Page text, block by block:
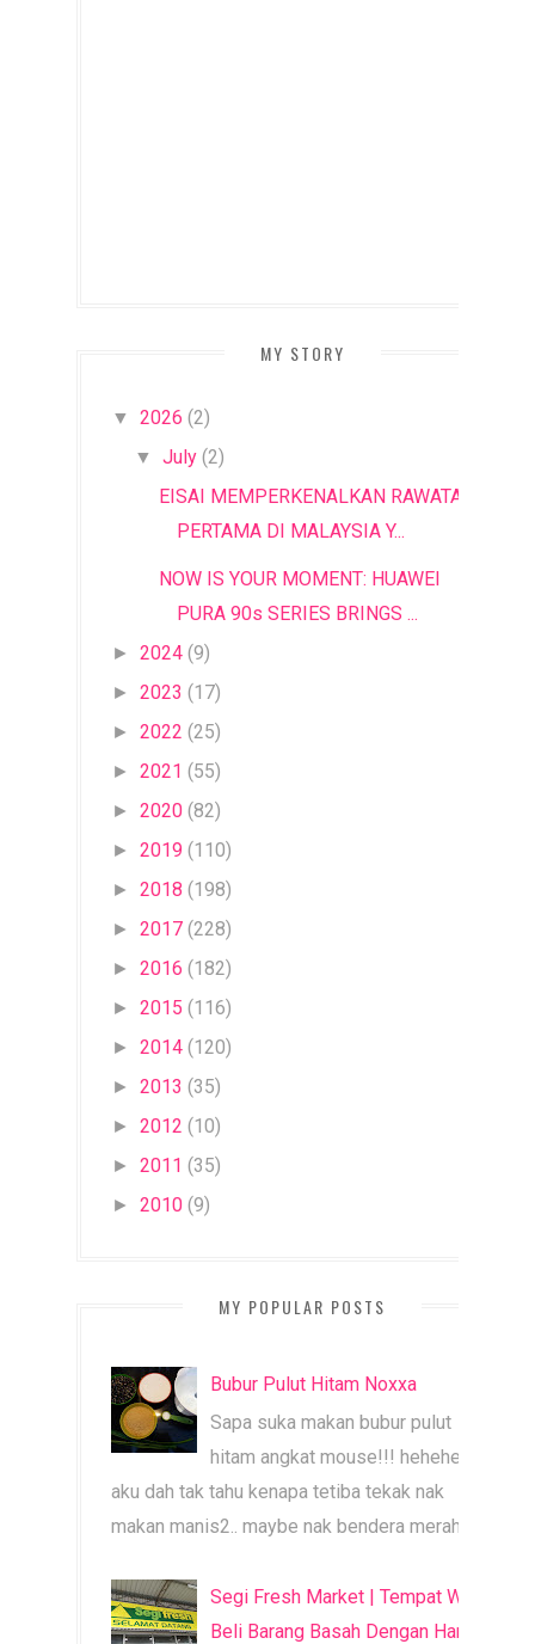
MY STORY
▼ 2026 (2)
▼ July (2)
EISAI MEMPERKENALKAN RAWATAN
PERTAMA DI MALAYSIA Y...
NOW IS YOUR MOMENT: HUAWEI
PURA 90s SERIES BRINGS ...
► 2024 (9)
► 2023 (17)
► 2022 (25)
► 2021 (55)
► 2020 (82)
► 2019 (110)
► 2018 (198)
► 2017 (228)
► 2016 (182)
► 2015 (116)
► 2014 (120)
► 2013 (35)
► 2012 (10)
► 2011 (35)
► 2010 (9)
MY POPULAR POSTS
Bubur Pulut Hitam Noxxa
Sapa suka makan bubur pulut
hitam angkat mouse!!! heheheh
aku dah tak tahu kenapa tetiba tekak nak
makan manis2.. maybe nak bendera merah b...
Segi Fresh Market | Tempat Wajib
Beli Barang Basah Dengan Harga